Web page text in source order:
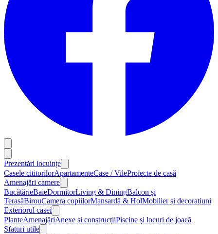
Prezentări locuințe
Casele cititorilorApartamenteCase / VileProiecte de casă
Amenajări camere
BucătărieBaieDormitorLiving & DiningBalcon și
TerasăBirouCamera copiilorMansardă & HolMobilier și decorațiuni
Exteriorul casei
PlanteAmenajăriAnexe și construcțiiPiscine și locuri de joacă
Sfaturi utile